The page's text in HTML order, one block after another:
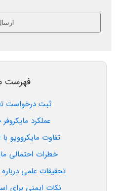
فهرست
ثبت درخواست
عملکرد
تفاوت مایکروویو
خطرات احتمالی
تحقیقات علمی
نکات ایمنی برای